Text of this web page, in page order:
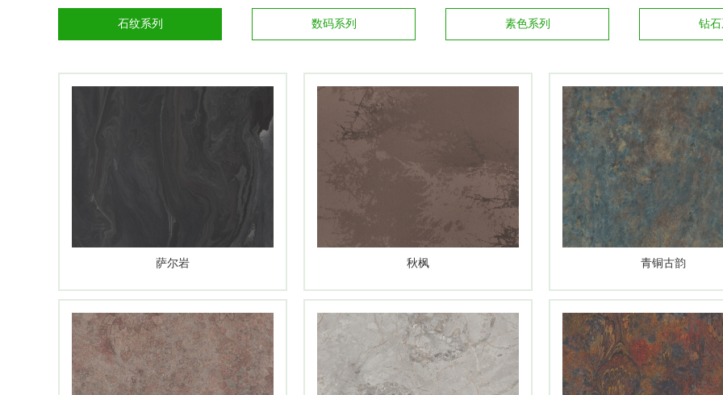
核心功能一“板”解锁 桃花村多功能板的N种空间适配可能
新品上市|桃花村液态金属板｜全屋定制的「高光」新选择 [2025-10-16]
销量领跑！桃花村四大王牌花色交出美学答卷！[2026-06-26]
石纹系列 数码系列 素色系列 钻
萨尔岩 秋枫 青铜古韵